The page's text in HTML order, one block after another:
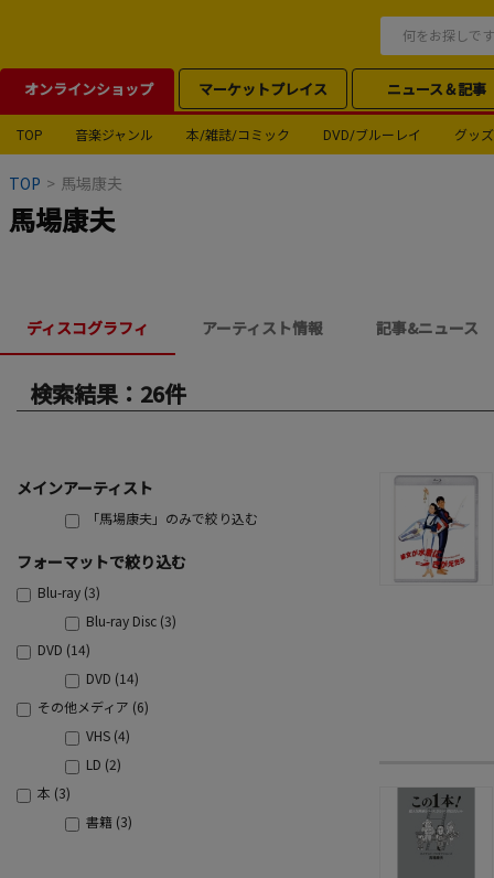
オンラインショップ マーケットプレイス ニュース＆記事
TOP 音楽ジャンル 本/雑誌/コミック DVD/ブルーレイ グッズ
TOP > 馬場康夫
馬場康夫
ディスコグラフィ アーティスト情報 記事&ニュース
検索結果：26件
メインアーティスト
「馬場康夫」のみで絞り込む
フォーマットで絞り込む
Blu-ray (3)
Blu-ray Disc (3)
DVD (14)
DVD (14)
その他メディア (6)
VHS (4)
LD (2)
本 (3)
書籍 (3)